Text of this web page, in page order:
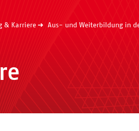
& Karriere Aus- und Weiterbildung in